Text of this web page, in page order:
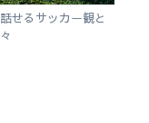
せるサッカー観と